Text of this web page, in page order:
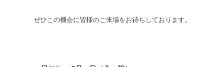
ぜひこの機会に皆様のご来場をお待ちしております。